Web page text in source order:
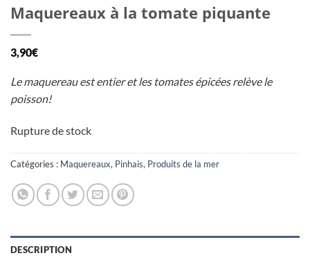
Maquereaux à la tomate piquante
3,90€
Le maquereau est entier et les tomates épicées relève le
poisson!
Rupture de stock
Catégories : Maquereaux, Pinhais, Produits de la mer
DESCRIPTION